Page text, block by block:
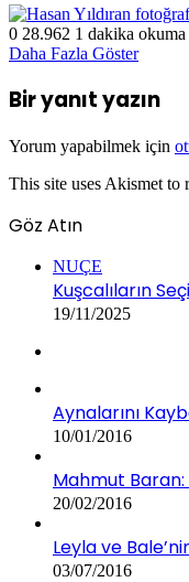
0 28.962 1 dakika okuma
Daha Fazla Göster
Bir yanıt yazın
Yorum yapabilmek için
This site uses Akismet to
Göz Atın
NUÇE
Kuşcalıların
19/11/2025
Aynalarını
10/01/2016
Mahmut
20/02/2016
Leyla ve
03/07/2016